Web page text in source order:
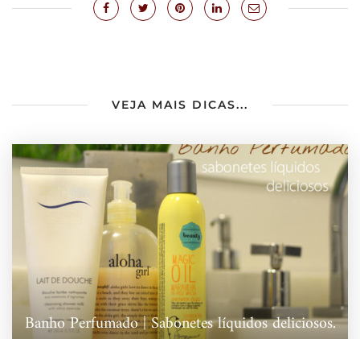
VEJA MAIS DICAS...
Banho Perfumado | Sabonetes líquidos deliciosos.